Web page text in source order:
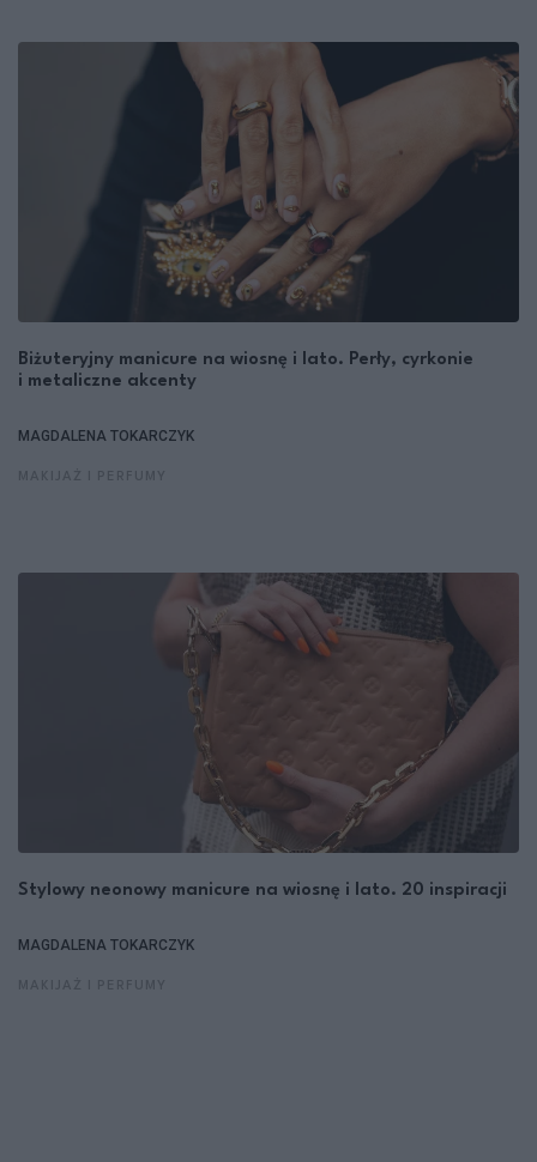
Biżuteryjny manicure na wiosnę i lato. Perły, cyrkonie
i metaliczne akcenty
MAGDALENA TOKARCZYK
Stylowy neonowy manicure na wiosnę i lato. 20 inspiracji
MAGDALENA TOKARCZYK